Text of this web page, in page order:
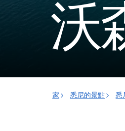
沃
家 悉尼的景點 悉